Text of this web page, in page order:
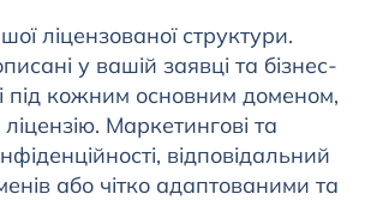
ліцензованої структури.
у вашій заявці та бізнес-
під кожним основним доменом,
Маркетингові та
відповідальний
або чітко адаптованими та